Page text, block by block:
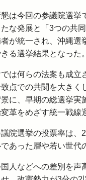
は今回の参議院選挙
な発展と「3つの共
が統一され、沖縄選
る選挙結果となった。
は何らの法案も成立
点での共闘を大き
景に、早期の総選挙
革をめざす統一戦線
院選挙の投票率は、
あった層や若い世代
人などへの差別を声